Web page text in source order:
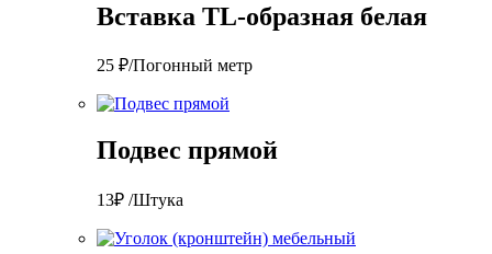
Вставка TL-образная белая
25 ₽/Погонный метр
Подвес прямой
13₽ /Штука